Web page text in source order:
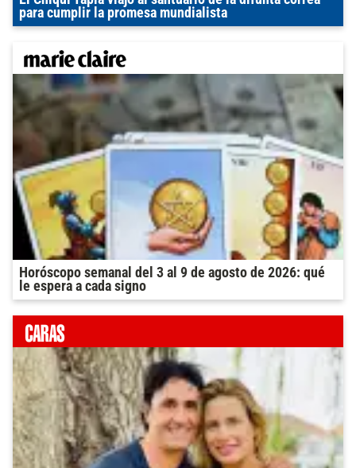
para cumplir la promesa mundialista
Horóscopo semanal del 3 al 9 de agosto de 2026: qué
le espera a cada signo